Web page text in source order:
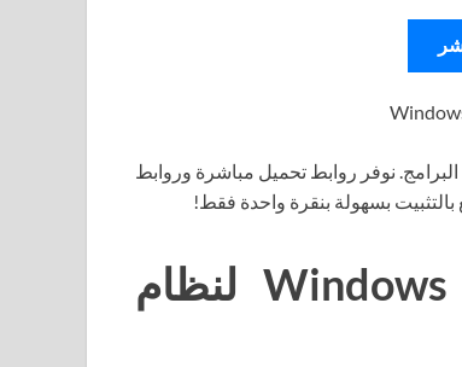
نوفر روابط تحميل مباشرة وروابط
بسهولة بنقرة واحدة فقط!
تحميل برنامج Windows Movie Maker لنظام